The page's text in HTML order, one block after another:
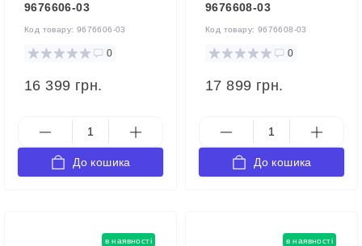
9676606-03
Код товару: 9676606-03
0
16 399 грн.
До кошика
9676608-03
Код товару: 9676608-03
0
17 899 грн.
До кошика
в наявності в наявності